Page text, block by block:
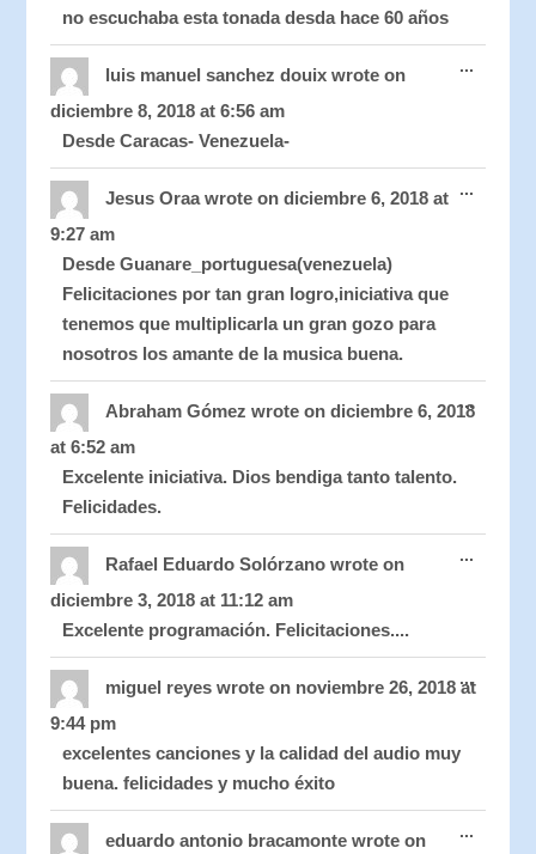
no escuchaba esta tonada desda hace 60 años
luis manuel sanchez douixwrote on
diciembre 8, 2018 at 6:56 am
Desde Caracas- Venezuela-
...this
Jesus Oraawrote on diciembre 6, 2018 at
9:27 am
Desde Guanare_portuguesa(venezuela)
Felicitaciones por tan gran logro,iniciativa que
tenemos que multiplicarla un gran gozo para
nosotros los amante de la musica buena.
...this
Abraham Gómezwrote on diciembre 6, 2018
at 6:52 am
Excelente iniciativa. Dios bendiga tanto talento.
Felicidades.
...this
Rafael Eduardo Solórzanowrote on
diciembre 3, 2018 at 11:12 am
Excelente programación. Felicitaciones....
...this
miguel reyeswrote on noviembre 26, 2018 at
9:44 pm
excelentes canciones y la calidad del audio muy
buena. felicidades y mucho éxito
...this
eduardo antonio bracamontewrote on
...this